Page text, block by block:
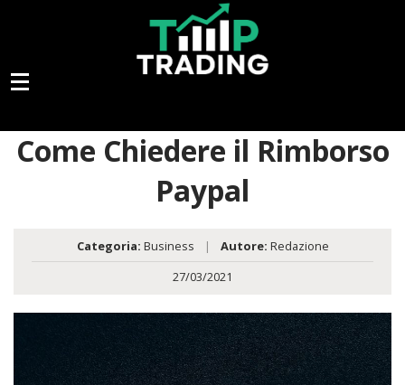
Come Chiedere il Rimborso
Paypal
Categoria: Business | Autore: Redazione
27/03/2021